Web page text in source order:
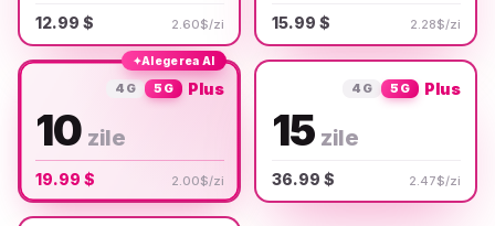
12.99 $ 2.60$/zi 15.99 $ 2.28$/zi
✦Alegerea AI
4G 5G Plus
10 zile
19.99 $ 2.00$/zi
4G 5G Plus
15 zile
36.99 $ 2.47$/zi